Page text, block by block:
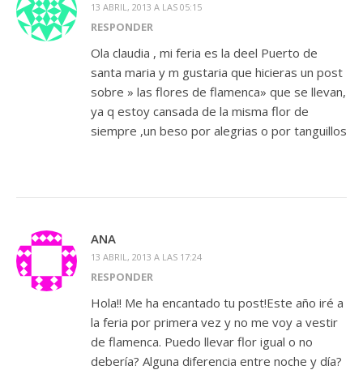
13 ABRIL, 2013 A LAS 05:15
RESPONDER
Ola claudia , mi feria es la deel Puerto de
santa maria y m gustaria que hicieras un post
sobre » las flores de flamenca» que se llevan,
ya q estoy cansada de la misma flor de
siempre ,un beso por alegrias o por tanguillos
ANA
13 ABRIL, 2013 A LAS 17:24
RESPONDER
Hola!! Me ha encantado tu post!Este año iré a
la feria por primera vez y no me voy a vestir
de flamenca. Puedo llevar flor igual o no
debería? Alguna diferencia entre noche y día?